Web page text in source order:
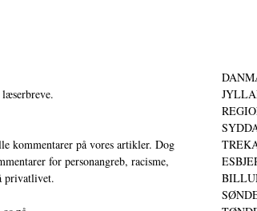
kommentarer på vores artikler. Dog
for personangreb, racisme,
privatlivet.